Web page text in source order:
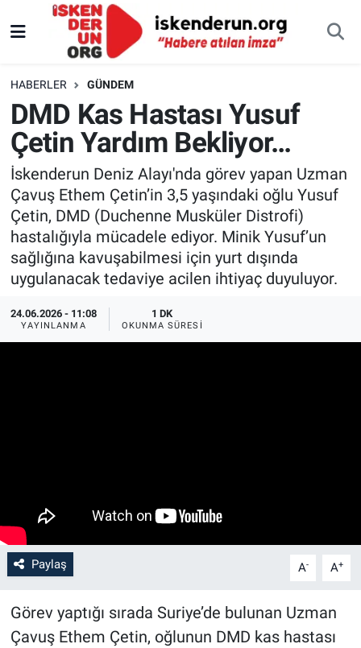
HABERLER GÜNDEM
DMD Kas Hastası Yusuf
Çetin Yardım Bekliyor…
İskenderun Deniz Alayı'nda görev yapan Uzman
Çavuş Ethem Çetin’in 3,5 yaşındaki oğlu Yusuf
Çetin, DMD (Duchenne Musküler Distrofi)
hastalığıyla mücadele ediyor. Minik Yusuf’un
sağlığına kavuşabilmesi için yurt dışında
uygulanacak tedaviye acilen ihtiyaç duyuluyor.
24.06.2026 - 11:08
YAYINLANMA
1 DK
OKUNMA SÜRESI
Paylaş A- A+
Görev yaptığı sırada Suriye’de bulunan Uzman
Çavuş Ethem Çetin, oğlunun DMD kas hastası